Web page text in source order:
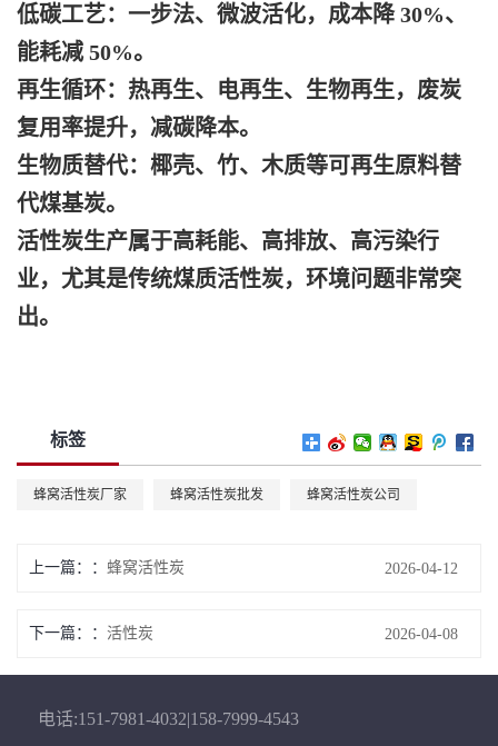
低碳工艺：一步法、微波活化，成本降 30%、
能耗减 50%。
再生循环：热再生、电再生、生物再生，废炭
复用率提升，减碳降本。
生物质替代：椰壳、竹、木质等可再生原料替
代煤基炭。
活性炭生产属于高耗能、高排放、高污染行
业，尤其是传统煤质活性炭，环境问题非常突
出。
标签
蜂窝活性炭厂家 蜂窝活性炭批发 蜂窝活性炭公司
上一篇： 蜂窝活性炭 2026-04-12
下一篇： 活性炭 2026-04-08
电话:151-7981-4032|158-7999-4543